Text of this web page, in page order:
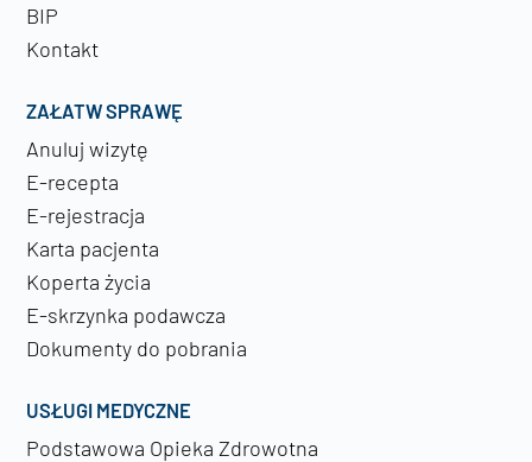
BIP
Kontakt
ZAŁATW SPRAWĘ
Anuluj wizytę
E-recepta
E-rejestracja
Karta pacjenta
Koperta życia
E-skrzynka podawcza
Dokumenty do pobrania
USŁUGI MEDYCZNE
Podstawowa Opieka Zdrowotna